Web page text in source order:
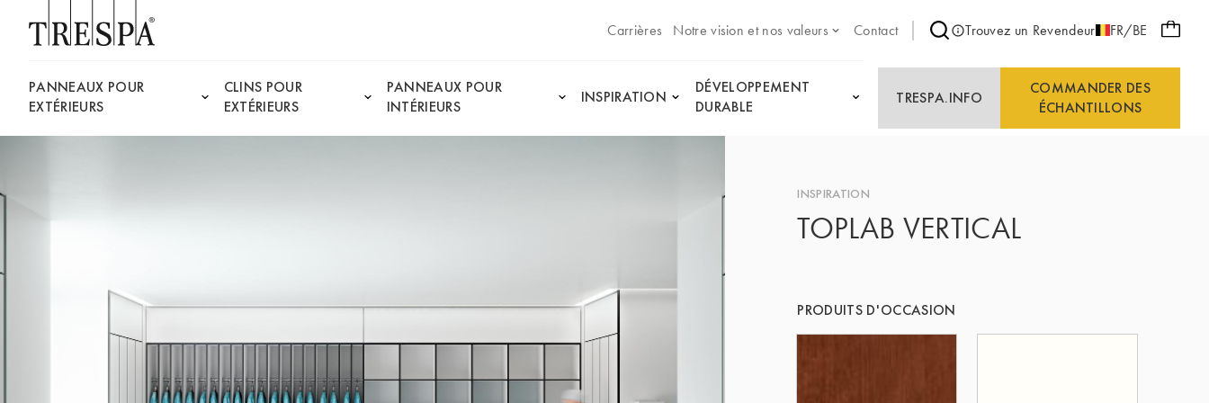
Carrières
Notre vision et nos valeurs Contact Trouvez un Revendeur FR/BE
PANNEAUX POUR
EXTÉRIEURS
CLINS POUR
EXTÉRIEURS
PANNEAUX POUR
INTÉRIEURS
INSPIRATION
DÉVELOPPEMENT
DURABLE
TRESPA.INFO
COMMANDER DES
ÉCHANTILLONS
INSPIRATION
TOPLAB VERTICAL
PRODUITS D'OCCASION